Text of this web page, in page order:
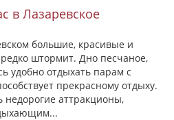
в Лазаревское
большие, красивые и
штормит. Дно песчаное,
удобно отдыхать парам с
прекрасному отдыху.
недорогие аттракционы,